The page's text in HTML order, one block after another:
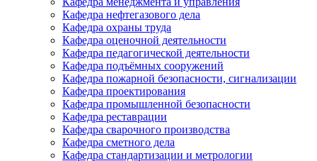
Кафедра нефтегазового дела
Кафедра охраны труда
Кафедра оценочной деятельности
Кафедра педагогической деятельности
Кафедра подъёмных сооружений
Кафедра пожарной безопасности, сигнализации
Кафедра проектирования
Кафедра промышленной безопасности
Кафедра реставрации
Кафедра сварочного производства
Кафедра сметного дела
Кафедра стандартизации и метрологии